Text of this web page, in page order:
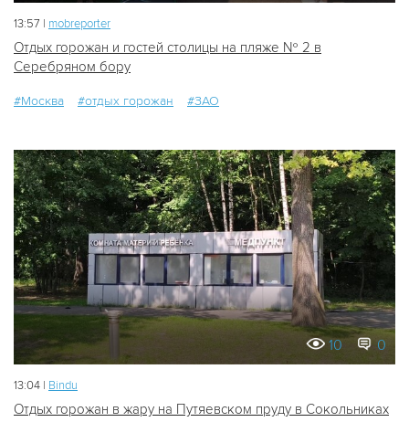
13:57 | mobreporter
Отдых горожан и гостей столицы на пляже № 2 в
Серебряном бору
#Москва #отдых горожан #ЗАО
10 0
13:04 | Bindu
Отдых горожан в жару на Путяевском пруду в Сокольниках